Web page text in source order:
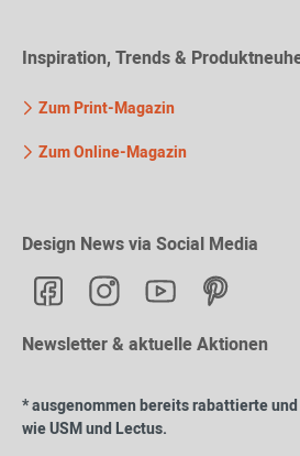
Inspiration, Trends &
Zum Print-Magazin
Zum Online-Magazin
Design News via Social Media
Newsletter & aktuelle Aktionen
* ausgenommen bereits rabattierte
wie USM und Lectus.